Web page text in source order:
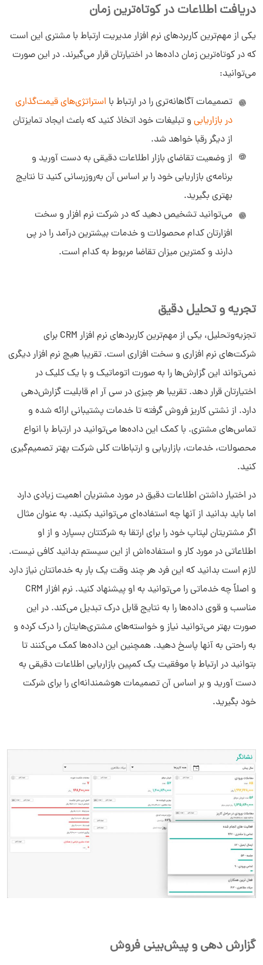
دریافت اطلاعات در کوتاه‌ترین زمان
یکی از مهم‌ترین کاربردهای نرم افزار مدیریت ارتباط با مشتری این است
که در کوتاه‌ترین زمان داده‌ها در اختیارتان قرار می‌گیرند. در این صورت
می‌توانید:
تصمیمات آگاهانه‌تری را در ارتباط با استراتژی‌های قیمت‌گذاری
در بازاریابی و تبلیغات خود اتخاذ کنید که باعث ایجاد تمایزتان
از دیگر رقبا خواهد شد.
از وضعیت تقاضای بازار اطلاعات دقیقی به دست آورید و
برنامه‌ی بازاریابی خود را بر اساس آن به‌روزرسانی کنید تا نتایج
بهتری بگیرید.
می‌توانید تشخیص دهید که در شرکت نرم افزار و سخت
افزارتان کدام محصولات و خدمات بیشترین درآمد را در پی
دارند و کمترین میزان تقاضا مربوط به کدام است.
تجریه و تحلیل دقیق
تجزیه‌وتحلیل، یکی از مهم‌ترین کاربردهای نرم افزار CRM برای
شرکت‌های نرم افزاری و سخت افزاری است. تقریبا هیچ نرم افزار دیگری
نمی‌تواند این گزارش‌ها را به صورت اتوماتیک و با یک کلیک در
اختیارتان قرار دهد. تقریبا هر چیزی در سی آر ام قابلیت گزارش‌دهی
دارد. از نشتی کاریز فروش گرفته تا خدمات پشتیبانی ارائه شده و
تماس‌های مشتری. با کمک این داده‌ها می‌توانید در ارتباط با انواع
محصولات، خدمات، بازاریابی و ارتباطات کلی شرکت بهتر تصمیم‌گیری
کنید.
در اختیار داشتن اطلاعات دقیق در مورد مشتریان اهمیت زیادی دارد
اما باید بدانید از آنها چه استفاده‌ای می‌توانید بکنید. به عنوان مثال
اگر مشتریتان لپتاپ خود را برای ارتقا به شرکتتان بسپارد و از او
اطلاعاتی در مورد کار و استفاده‌اش از این سیستم بدانید کافی نیست.
لازم است بدانید که این فرد هر چند وقت یک بار به خدماتتان نیاز دارد
و اصلاً چه خدماتی را می‌توانید به او پیشنهاد کنید. نرم افزار CRM
مناسب و قوی داده‌ها را به نتایج قابل درک تبدیل می‌کند. در این
صورت بهتر می‌توانید نیاز و خواسته‌های مشتری‌هایتان را درک کرده و
به راحتی به آنها پاسخ دهید. همچنین این داده‌ها کمک می‌کنند تا
بتوانید در ارتباط با موفقیت یک کمپین بازاریابی اطلاعات دقیقی به
دست آورید و بر اساس آن تصمیمات هوشمندانه‌ای را برای شرکت
خود بگیرید.
گزارش دهی و پیش‌بینی فروش